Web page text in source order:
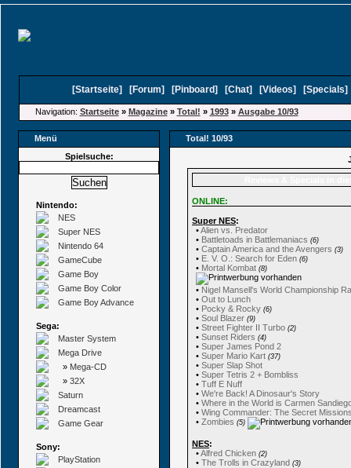
[Startseite] [Forum] [Pinboard] [Chat] [Videos] [Specials
Navigation: Startseite» Magazine» Total! » 1993» Ausgabe 10/93
Menü
Total! 10/93
Spielsuche:
Nintendo:
NES
Super NES
Nintendo 64
GameCube
Game Boy
Game Boy Color
Game Boy Advance
Sega:
Master System
Mega Drive
» Mega-CD
» 32X
Saturn
Dreamcast
Game Gear
Sony:
PlayStation
ONLINE:
Super NES:
•Alien vs. Predator
• Battletoads in Battlemaniacs (6)
• Captain America and the Avengers (3)
• E. V. O.: Search for Eden (6)
• Mortal Kombat (8)
• Nigel Mansell's World Championship
• Out to Lunch
• Pocky & Rocky (6)
• Soul Blazer (9)
• Street Fighter II Turbo (2)
• Sunset Riders (4)
• Super James Pond 2
• Super Mario Kart (37)
• Super Slap Shot
• Super Tetris 2 + Bombliss
• Tuff E Nuff
• We're Back! A Dinosaur's Story
• Where in the World is Carmen
• Wing Commander: The Secret
• Zombies (5)
NES:
•Alfred Chicken (2)
• The Trolls in Crazyland (3)